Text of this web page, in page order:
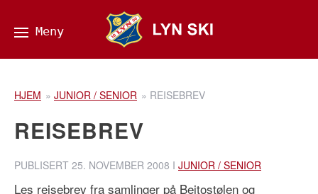
HJEM » JUNIOR / SENIOR » REISEBREV
REISEBREV
PUBLISERT 25. NOVEMBER 2008 I JUNIOR / SENIOR
Les reisebrev fra samlinger på Beitostølen og